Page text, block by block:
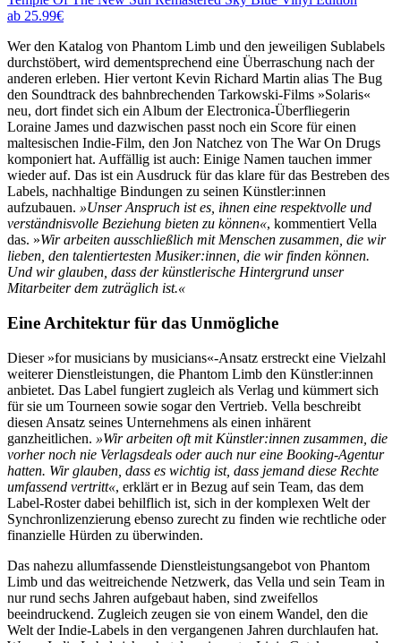
ab 25.99€
Wer den Katalog von Phantom Limb und den jeweiligen Sublabels
durchstöbert, wird dementsprechend eine Überraschung nach der
anderen erleben. Hier vertont Kevin Richard Martin alias The Bug
den Soundtrack des bahnbrechenden Tarkowski-Films »Solaris«
neu, dort findet sich ein Album der Electronica-Überfliegerin
Loraine James und dazwischen passt noch ein Score für einen
maltesischen Indie-Film, den Jon Natchez von The War On Drugs
komponiert hat. Auffällig ist auch: Einige Namen tauchen immer
wieder auf. Das ist ein Ausdruck für das klare für das Bestreben des
Labels, nachhaltige Bindungen zu seinen Künstler:innen
aufzubauen. »Unser Anspruch ist es, ihnen eine respektvolle und
verständnisvolle Beziehung bieten zu können«, kommentiert Vella
das. »Wir arbeiten ausschließlich mit Menschen zusammen, die wir
lieben, den talentiertesten Musiker:innen, die wir finden können.
Und wir glauben, dass der künstlerische Hintergrund unser
Mitarbeiter dem zuträglich ist.«
Eine Architektur für das Unmögliche
Dieser »for musicians by musicians«-Ansatz erstreckt eine Vielzahl
weiterer Dienstleistungen, die Phantom Limb den Künstler:innen
anbietet. Das Label fungiert zugleich als Verlag und kümmert sich
für sie um Tourneen sowie sogar den Vertrieb. Vella beschreibt
diesen Ansatz seines Unternehmens als einen inhärent
ganzheitlichen. »Wir arbeiten oft mit Künstler:innen zusammen, die
vorher noch nie Verlagsdeals oder auch nur eine Booking-Agentur
hatten. Wir glauben, dass es wichtig ist, dass jemand diese Rechte
umfassend vertritt«, erklärt er in Bezug auf sein Team, das dem
Label-Roster dabei behilflich ist, sich in der komplexen Welt der
Synchronlizenzierung ebenso zurecht zu finden wie rechtliche oder
finanzielle Hürden zu überwinden.
Das nahezu allumfassende Dienstleistungsangebot von Phantom
Limb und das weitreichende Netzwerk, das Vella und sein Team in
nur rund sechs Jahren aufgebaut haben, sind zweifellos
beeindruckend. Zugleich zeugen sie von einem Wandel, den die
Welt der Indie-Labels in den vergangenen Jahren durchlaufen hat.